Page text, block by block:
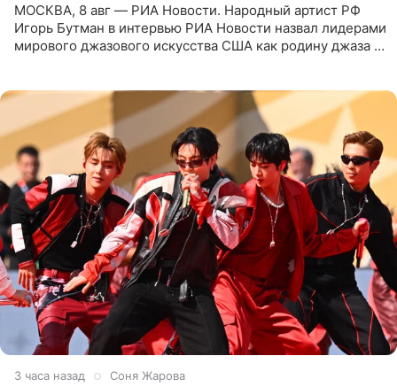
МОСКВА, 8 авг — РИА Новости. Народный артист РФ
Игорь Бутман в интервью РИА Новости назвал лидерами
мирового джазового искусства США как родину джаза и
3 часа назад Соня Жарова